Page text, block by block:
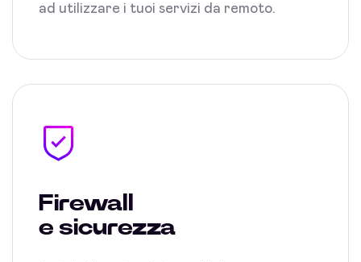
ad utilizzare i tuoi servizi da remoto.
Firewall
e sicurezza